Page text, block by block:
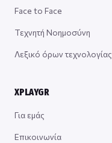
Face to Face
Τεχνητή Νοημοσύνη
Λεξικό όρων τεχνολογίας
XPLAYGR
Για εμάς
Επικοινωνία